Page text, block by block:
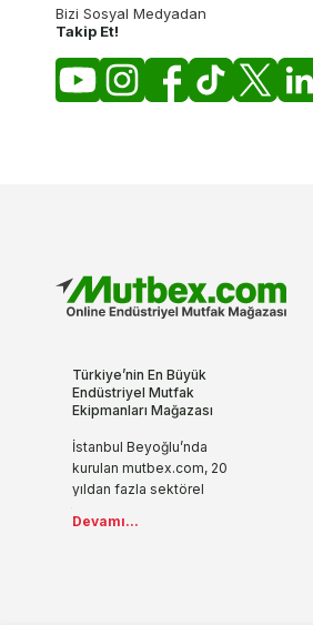
Bizi Sosyal Medyadan
Takip Et!
Türkiye’nin En Büyük
Endüstriyel Mutfak
Ekipmanları Mağazası
İstanbul Beyoğlu’nda
kurulan mutbex.com, 20
yıldan fazla sektörel
modern anlayışıyla
Devamı...